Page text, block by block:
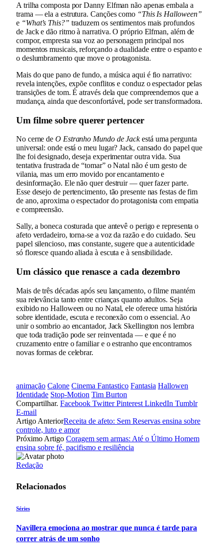
A trilha composta por Danny Elfman não apenas embala a
trama — ela a estrutura. Canções como “This Is Halloween”
e “What’s This?” traduzem os sentimentos mais profundos
de Jack e dão ritmo à narrativa. O próprio Elfman, além de
compor, empresta sua voz ao personagem principal nos
momentos musicais, reforçando a dualidade entre o espanto e
o deslumbramento que move o protagonista.
Mais do que pano de fundo, a música aqui é fio narrativo:
revela intenções, expõe conflitos e conduz o espectador pelas
transições de tom. É através dela que compreendemos que a
mudança, ainda que desconfortável, pode ser transformadora.
Um filme sobre querer pertencer
No cerne deO Estranho Mundo de Jackestá uma pergunta
universal: onde está o meu lugar? Jack, cansado do papel que
lhe foi designado, deseja experimentar outra vida. Sua
tentativa frustrada de “tomar” o Natal não é um gesto de
vilania, mas um erro movido por encantamento e
desinformação. Ele não quer destruir — quer fazer parte.
Esse desejo de pertencimento, tão presente nas festas de fim
de ano, aproxima o espectador do protagonista com empatia
e compreensão.
Sally, a boneca costurada que antevê o perigo e representa o
afeto verdadeiro, torna-se a voz da razão e do cuidado. Seu
papel silencioso, mas constante, sugere que a autenticidade
só floresce quando aliada à escuta e à sensibilidade.
Um clássico que renasce a cada dezembro
Mais de três décadas após seu lançamento, o filme mantém
sua relevância tanto entre crianças quanto adultos. Seja
exibido no Halloween ou no Natal, ele oferece uma história
sobre identidade, escuta e reconexão com o essencial. Ao
unir o sombrio ao encantador, Jack Skellington nos lembra
que toda tradição pode ser reinventada — e que é no
cruzamento entre o familiar e o estranho que encontramos
novas formas de celebrar.
animação Calone Cinema Fantastico Fantasia Hallowen
Identidade Stop-Motion Tim Burton
Compartilhar. Facebook Twitter Pinterest LinkedIn Tumblr
E-mail
Artigo AnteriorReceita de afeto: Sem Reservas ensina sobre
controle, luto e amor
Próximo Artigo Coragem sem armas: Até o Último Homem
ensina sobre fé, pacifismo e resiliência
Redação
Relacionados
Séries
Navillera emociona ao mostrar que nunca é tarde para
correr atrás de um sonho